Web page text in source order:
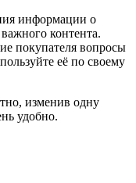
информации о
контента.
покупателя вопросы
её по своему
изменив одну
удобно.